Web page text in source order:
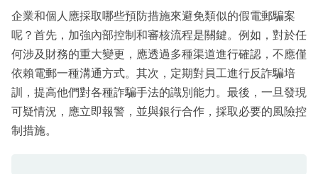
企業和個人應採取哪些預防措施來避免類似的假電郵騙案
呢？首先，加強內部控制和審核流程是關鍵。例如，對於任
何涉及財務的重大變更，應透過多種渠道進行確認，不應僅
依賴電郵一種溝通方式。其次，定期對員工進行反詐騙培
訓，提高他們對各種詐騙手法的識別能力。最後，一旦發現
可疑情況，應立即報警，並與銀行合作，採取必要的風險控
制措施。